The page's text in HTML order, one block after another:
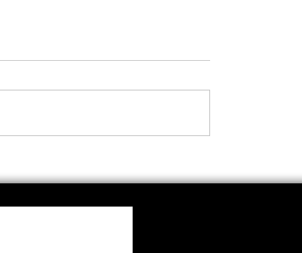
dem Cartier
die alte Clique: